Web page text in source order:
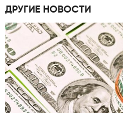
ДРУГИЕ НОВОСТИ